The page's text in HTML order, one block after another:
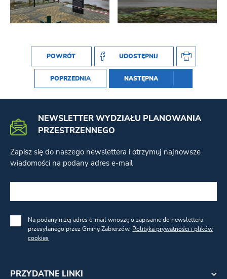
POWRÓT UDOSTĘPNIJ
POPRZEDNIA NASTĘPNA
PRZYDATNE LINKI
NEWSLETTER WYDZIAŁU PLANOWANIA
PRZESTRZENNEGO
Zapisz się do naszego newslettera i otrzymuj najnowsze
wiadomości na podany adres e-mail
Na podany niżej adres e-mail wnoszę o zapisanie do newslettera
przesyłanego przez Gminę Zabierzów. Polityka prywatności i plików
cookies